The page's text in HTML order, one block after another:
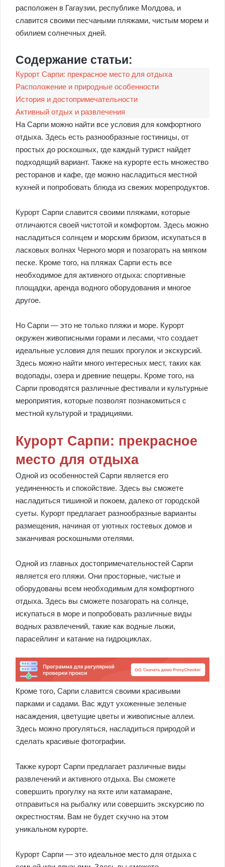
расположен в Гагаузии, республике Молдова, и
славится своими песчаными пляжами, чистым морем и
обилием солнечных дней.
Содержание статьи:
Курорт Сарпи: прекрасное место для отдыха
Расположение и природные особенности
История и достопримечательности
Активный отдых и развлечения
На Сарпи можно найти все условия для комфортного
отдыха. Здесь есть разнообразные гостиницы, от
простых до роскошных, где каждый турист найдет
подходящий вариант. Также на курорте есть множество
ресторанов и кафе, где можно насладиться местной
кухней и попробовать блюда из свежих морепродуктов.
Курорт Сарпи славится своими пляжами, которые
отличаются своей чистотой и комфортом. Здесь можно
насладиться солнцем и морским бризом, искупаться в
ласковых волнах Черного моря и позагорать на мягком
песке. Кроме того, на пляжах Сарпи есть все
необходимое для активного отдыха: спортивные
площадки, аренда водного оборудования и многое
другое.
Но Сарпи — это не только пляжи и море. Курорт
окружен живописными горами и лесами, что создает
идеальные условия для пеших прогулок и экскурсий.
Здесь можно найти много интересных мест, таких как
водопады, озера и древние пещеры. Кроме того, на
Сарпи проводятся различные фестивали и культурные
мероприятия, которые позволят познакомиться с
местной культурой и традициями.
Курорт Сарпи: прекрасное
место для отдыха
Одной из особенностей Сарпи является его
уединенность и спокойствие. Здесь вы сможете
насладиться тишиной и покоем, далеко от городской
суеты. Курорт предлагает разнообразные варианты
размещения, начиная от уютных гостевых домов и
заканчивая роскошными отелями.
Одной из главных достопримечательностей Сарпи
является его пляжи. Они просторные, чистые и
оборудованы всем необходимым для комфортного
отдыха. Здесь вы сможете позагорать на солнце,
искупаться в море и попробовать различные виды
водных развлечений, такие как водные лыжи,
парасейлинг и катание на гидроциклах.
Кроме того, Сарпи славится своими красивыми
парками и садами. Вас ждут ухоженные зеленые
насаждения, цветущие цветы и живописные аллеи.
Здесь можно прогуляться, насладиться природой и
сделать красивые фотографии.
Также курорт Сарпи предлагает различные виды
развлечений и активного отдыха. Вы сможете
совершить прогулку на яхте или катамаране,
отправиться на рыбалку или совершить экскурсию по
окрестностям. Вам не будет скучно на этом
уникальном курорте.
Курорт Сарпи — это идеальное место для отдыха с